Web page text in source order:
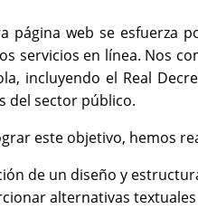
página web se esfuerza
servicios en línea. Nos
incluyendo el Real
del sector público.
este objetivo, hemos
de un diseño y
alternativas